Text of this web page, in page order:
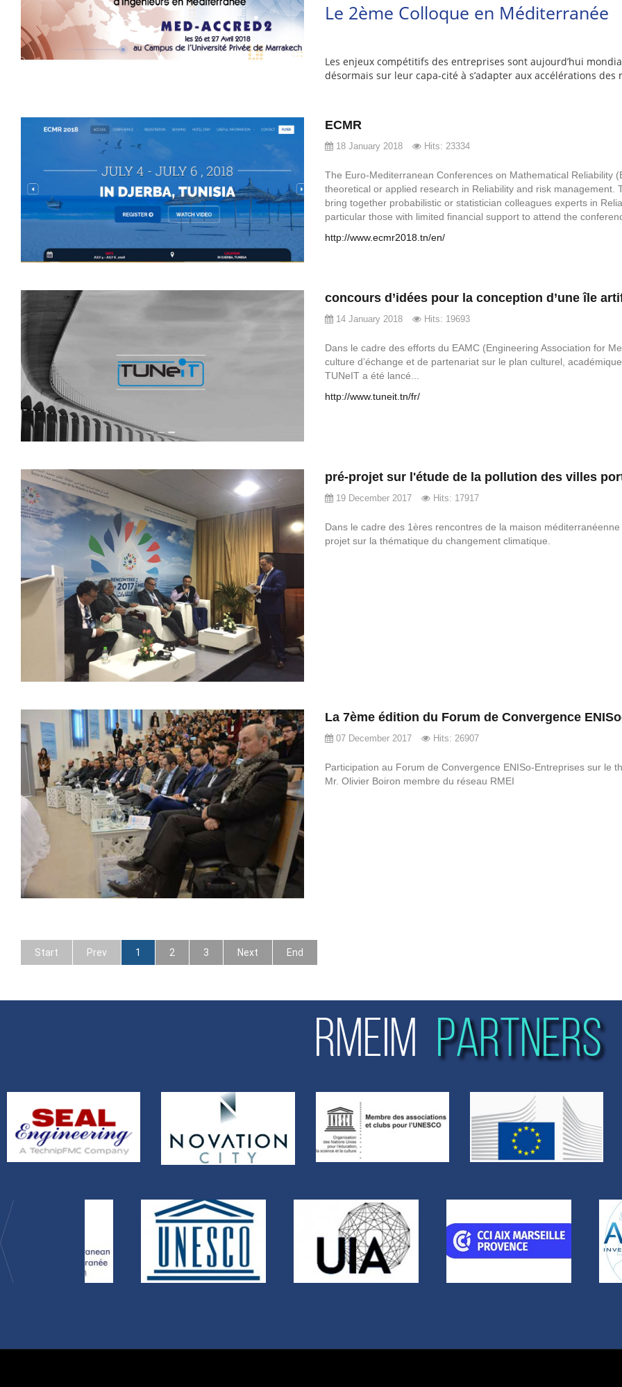
Le 2ème Colloque en Méditerranée
Les enjeux compétitifs des entreprises sont aujourd’hui
désormais sur leur capa-cité à s’adapter aux accélérations
ECMR
18 January 2018 Hits: 23334
The Euro-Mediterranean Conferences on Mathematical Reliability
theoretical or applied research in Reliability and risk
bring together probabilistic or statistician colleagues experts in
particular those with limited financial support to attend the
http://www.ecmr2018.tn/en/
concours d’idées pour la conception d’une île
14 January 2018 Hits: 19693
Dans le cadre des efforts du EAMC (Engineering Association for
culture d’échange et de partenariat sur le plan culturel,
TUNeIT a été lancé...
http://www.tuneit.tn/fr/
pré-projet sur l'étude de la pollution des villes
19 December 2017 Hits: 17917
Dans le cadre des 1ères rencontres de la maison
projet sur la thématique du changement climatique.
La 7ème édition du Forum de Convergence
07 December 2017 Hits: 26907
Participation au Forum de Convergence ENISo-Entreprises sur le
Mr. Olivier Boiron membre du réseau RMEI
Start Prev 1 2 3 Next End
RMEIM PARTNERS